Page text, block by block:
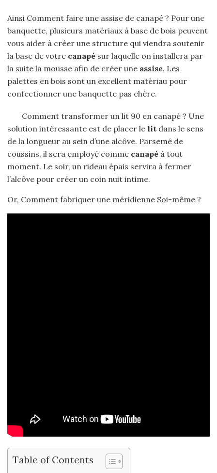
Ainsi Comment faire une assise de canapé ? Pour une
banquette, plusieurs matériaux à base de bois peuvent
vous aider à créer une structure qui viendra soutenir
la base de votre canapé sur laquelle on installera par
la suite la mousse afin de créer une assise. Les
palettes en bois sont un excellent matériau pour
confectionner une banquette pas chère.
Comment transformer un lit 90 en canapé ? Une
solution intéressante est de placer le lit dans le sens
de la longueur au sein d’une alcôve. Parsemé de
coussins, il sera employé comme canapé à tout
moment. Le soir, un rideau épais servira à fermer
l’alcôve pour créer un coin nuit intime.
Or, Comment fabriquer une méridienne Soi-même ?
Table of Contents